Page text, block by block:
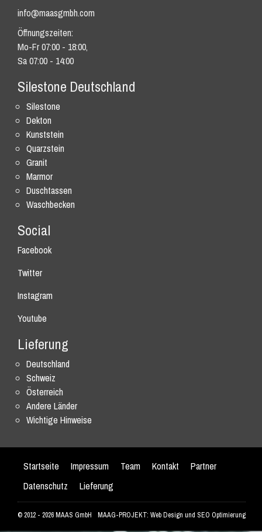
info@maasgmbh.com
Öffnungszeiten:
Mo-Fr 07:00 - 18:00,
Sa 07:00 - 14:00
Silestone Deutschland
Silestone
Dekton
Kunststein
Quarzstein
Granit
Marmor
Duschtassen
Waschbecken
Social
Facebook
Twitter
Instagram
Youtube
Lieferung
Deutschland
Schweiz
Österreich
Andere Länder
Wichtige Hinweise
Startseite Impressum Team Kontakt
Partner
Datenschutz
Lieferung
© 2012 - 2026 MAAS GmbH MAAG-PROJEKT: Web Design und SEO Optimierung